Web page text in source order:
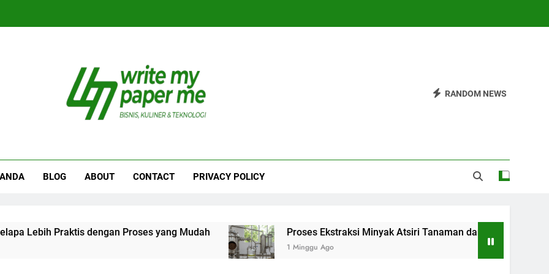
RANDOM NEWS
BLOG ABOUT CONTACT PRIVACY POLICY
Praktis dengan Proses yang Mudah Proses Ekstraksi Minyak Atsiri Tanaman dari Bahan hingga Hasil
1 Minggu Ago